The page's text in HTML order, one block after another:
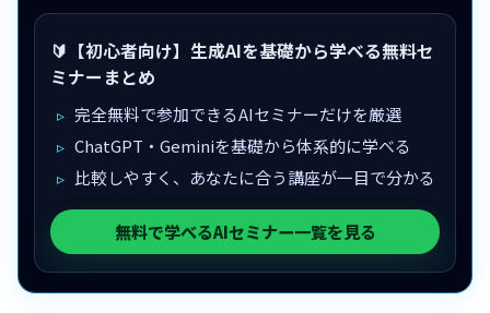
🔰【初心者向け】生成AIを基礎から学べる無料セ
ミナーまとめ
完全無料で参加できるAIセミナーだけを厳選
ChatGPT・Geminiを基礎から体系的に学べる
比較しやすく、あなたに合う講座が一目で分かる
無料で学べるAIセミナー一覧を見る